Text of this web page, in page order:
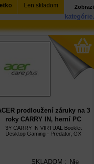
Len skladom
prodloužení záruky na 3
roky CARRY IN, herní PC
Nitro/Predator/Aspire s
GTX/RTX kartou, elektronicky
3Y CARRY IN VIRTUAL Booklet
Desktop Gaming - Predator, GX
SKLADOM : Nie